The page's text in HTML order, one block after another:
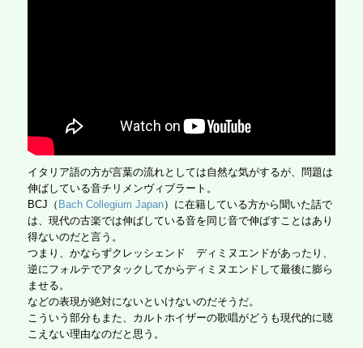
イタリア語の方が言葉の流れとしては自然な気がするが、問題は
伸ばしている音チリメンヴィブラート。
BCJ（ Bach Collegium Japan）に在籍している方から聞いた話で
は、現代の古楽では伸ばしている音を同じ音で伸ばすことはあり
得ないのだと言う。
つまり、かならずクレッシェンド ディミヌエンドがあったり、
逆にフォルテでアタックしてからディミヌエンドして最後に膨ら
ませる。
などの表現が絶対にないといけないのだそうだ。
こういう部分もまた、カルトホイザーの歌唱がどうも現代的に聴
こえない理由なのだと思う。